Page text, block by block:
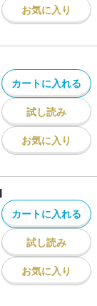
お気に入り
カートに入れる
試し読み
お気に入り
カートに入れる
試し読み
お気に入り